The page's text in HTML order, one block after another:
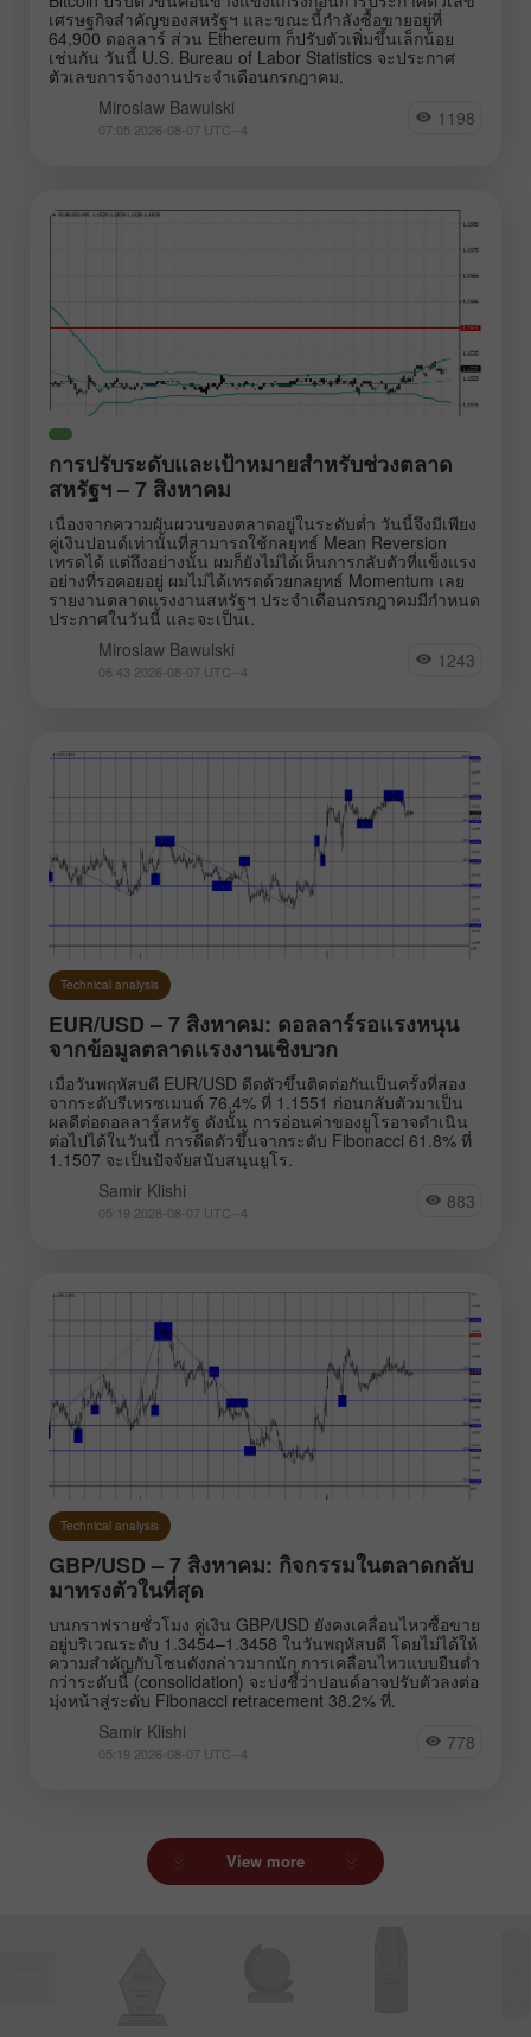
เศรษฐกิจสำคัญของสหรัฐฯ และขณะนี้กำลังซื้อขายอยู่ที่
64,900 ดอลลาร์ ส่วน Ethereum ก็ปรับตัวเพิ่มขึ้นเล็กน้อย
เช่นกัน วันนี้ U.S. Bureau of Labor Statistics จะประกาศ
ตัวเลขการจ้างงานประจำเดือนกรกฎาคม.
Miroslaw Bawulski
07:05 2026-08-07 UTC--4 1198
การปรับระดับและเป้าหมายสำหรับช่วงตลาด
สหรัฐฯ – 7 สิงหาคม
เนื่องจากความผันผวนของตลาดอยู่ในระดับต่ำ วันนี้จึงมีเพียง
คู่เงินปอนด์เท่านั้นที่สามารถใช้กลยุทธ์ Mean Reversion
เทรดได้ แต่ถึงอย่างนั้น ผมก็ยังไม่ได้เห็นการกลับตัวที่แข็งแรง
อย่างที่รอคอยอยู่ ผมไม่ได้เทรดด้วยกลยุทธ์ Momentum เลย
รายงานตลาดแรงงานสหรัฐฯ ประจำเดือนกรกฎาคมมีกำหนด
ประกาศในวันนี้ และจะเป็นเ.
Miroslaw Bawulski
06:43 2026-08-07 UTC--4 1243
Technical analysis
EUR/USD – 7 สิงหาคม: ดอลลาร์รอแรงหนุน
จากข้อมูลตลาดแรงงานเชิงบวก
เมื่อวันพฤหัสบดี EUR/USD ดีดตัวขึ้นติดต่อกันเป็นครั้งที่สอง
จากระดับรีเทรซเมนต์ 76.4% ที่ 1.1551 ก่อนกลับตัวมาเป็น
ผลดีต่อดอลลาร์สหรัฐ ดังนั้น การอ่อนค่าของยูโรอาจดำเนิน
ต่อไปได้ในวันนี้ การดีดตัวขึ้นจากระดับ Fibonacci 61.8% ที่
1.1507 จะเป็นปัจจัยสนับสนุนยูโร.
Samir Klishi
05:19 2026-08-07 UTC--4 883
Technical analysis
GBP/USD – 7 สิงหาคม: กิจกรรมในตลาดกลับ
มาทรงตัวในที่สุด
บนกราฟรายชั่วโมง คู่เงิน GBP/USD ยังคงเคลื่อนไหวซื้อขาย
อยู่บริเวณระดับ 1.3454–1.3458 ในวันพฤหัสบดี โดยไม่ได้ให้
ความสำคัญกับโซนดังกล่าวมากนัก การเคลื่อนไหวแบบยืนต่ำ
กว่าระดับนี้ (consolidation) จะบ่งชี้ว่าปอนด์อาจปรับตัวลงต่อ
มุ่งหน้าสู่ระดับ Fibonacci retracement 38.2% ที่.
Samir Klishi
05:19 2026-08-07 UTC--4 778
View more